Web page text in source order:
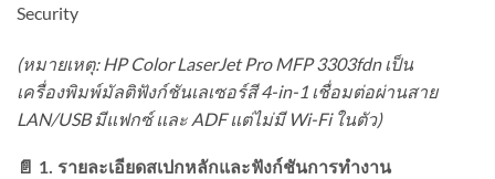
Security
(หมายเหตุ: HP Color LaserJet Pro MFP 3303fdn เป็น
เครื่องพิมพ์มัลติฟังก์ชันเลเซอร์สี 4-in-1 เชื่อมต่อผ่านสาย
LAN/USB มีแฟกซ์ และ ADF แต่ไม่มี Wi-Fi ในตัว)
📄 1. รายละเอียดสเปกหลักและฟังก์ชันการทำงาน